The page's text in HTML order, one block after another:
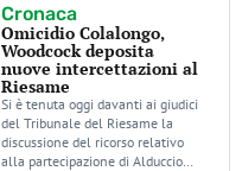
Cronaca
Omicidio Colalongo,
Woodcock deposita
nuove intercettazioni al
Riesame
Si è tenuta oggi davanti ai giudici
del Tribunale del Riesame la
discussione del ricorso relativo
alla partecipazione di Alduccio…